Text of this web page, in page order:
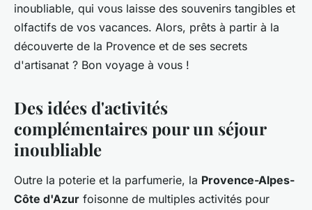
inoubliable, qui vous laisse des souvenirs tangibles et
olfactifs de vos vacances. Alors, prêts à partir à la
découverte de la Provence et de ses secrets
d'artisanat ? Bon voyage à vous !
Des idées d'activités
complémentaires pour un séjour
inoubliable
Outre la poterie et la parfumerie, la Provence-Alpes-
Côte d'Azur foisonne de multiples activités pour